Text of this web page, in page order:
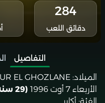
284
دقائق اللعب
التفاصيل
الميلاد: EL GHOZLANE
الأربعاء 7 أوت 1996
(29 سنة)